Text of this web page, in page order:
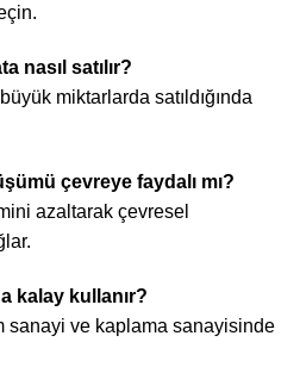
nasıl satılır?
miktarlarda satıldığında
çevreye faydalı mı?
azaltarak çevresel
kalay kullanır?
sanayi ve kaplama sanayisinde